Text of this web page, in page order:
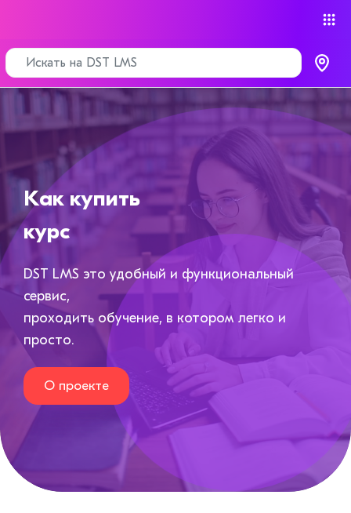
Как купить
курс
DST LMS это удобный и функциональный
сервис,
проходить обучение, в котором легко и
просто.
О проекте